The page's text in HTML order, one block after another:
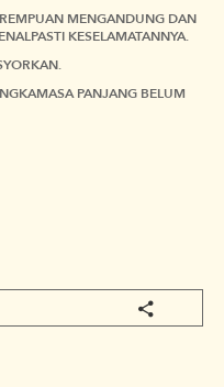
MENGANDUNG DAN
KESELAMATANNYA.
PANJANG BELUM